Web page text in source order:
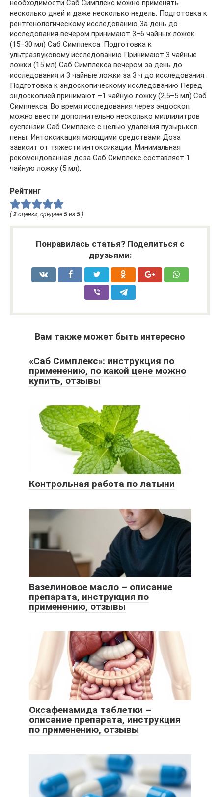
необходимости Саб Симплекс можно применять
несколько дней и даже несколько недель. Подготовка к
рентгенологическому исследованию За день до
исследования вечером принимают 3–6 чайных ложек
(15–30 мл) Саб Симплекса. Подготовка к
ультразвуковому исследованию Принимают 3 чайные
ложки (15 мл) Саб Симплекса вечером за день до
исследования и 3 чайные ложки за 3 ч до исследования.
Подготовка к эндоскопическому исследованию Перед
эндоскопией принимают –1 чайную ложку (2,5–5 мл) Саб
Симплекса. Во время исследования через эндоскоп
можно ввести дополнительно несколько миллилитров
суспензии Саб Симплекс с целью удаления пузырьков
пены. Интоксикация моющими средствами Доза
зависит от тяжести интоксикации. Минимальная
рекомендованная доза Саб Симплекс составляет 1
чайную ложку (5 мл).
Рейтинг
( 2 оценки, среднее 5 из 5 )
Понравилась статья? Поделиться с
друзьями:
Вам также может быть интересно
«Саб Симплекс»: инструкция по
применению, по какой цене можно
купить, отзывы
Контрольная работа по латыни
Вазелиновое масло – описание
препарата, инструкция по
применению, отзывы
Оксафенамида таблетки –
описание препарата, инструкция
по применению, отзывы